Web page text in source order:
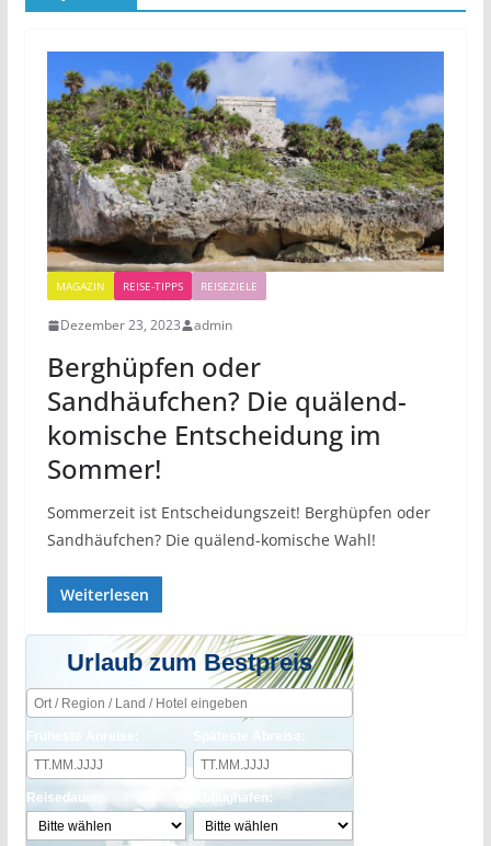
MAGAZIN REISE-TIPPS REISEZIELE
Dezember 23, 2023 admin
Berghüpfen oder
Sandhäufchen? Die quälend-
komische Entscheidung im
Sommer!
Sommerzeit ist Entscheidungszeit! Berghüpfen oder
Sandhäufchen? Die quälend-komische Wahl!
Weiterlesen
Urlaub zum Bestpreis
Früheste Anreise:
Reisedauer:
Späteste Abreise:
Abflughafen: